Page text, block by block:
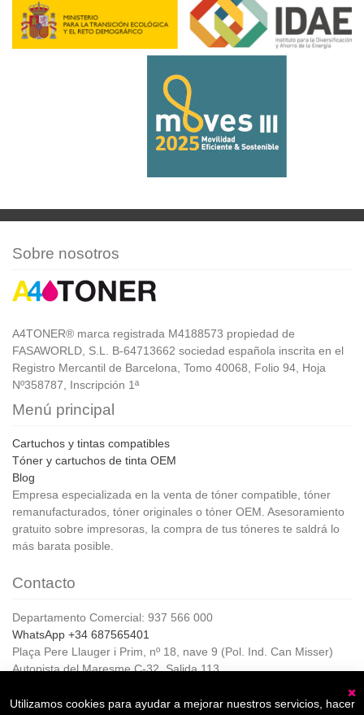
Sobre nosotros
A4TONER® marca registrada M4188573 propiedad de
FASAWORLD, S.L. B-64713662 sociedad española inscrita en el
Registro Mercantil de Barcelona, Tomo 40068, Folio 94, Hoja
Nº358787, Inscripción 1ª
Menú principal
Cartuchos y tintas compatibles
Tóner y cartuchos de tinta OEM
Blog
Empresa especializada en la venta de tóner compatible, tóner
remanufacturados, tóner originales o tóner OEM. Asesoramiento
gratuito sobre impresoras, la compra de tus tóneres te saldrá lo
más barata posible.
Contacto
Departamento Comercial: 937 566 000
WhatsApp +34 687565401
Plaça Pere Llauger i Prim, nº 18, nave 9 (Pol. Ind. Can Misser)
Autopista del Maresme C-32, Salida 113
Horario de Atención al cliente:
Utilizamos cookies para ayudar a mejorar nuestros servicios, hacer